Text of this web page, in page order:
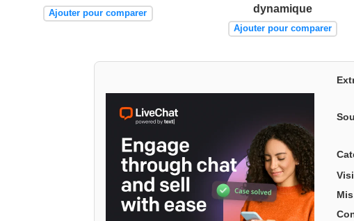
Ajouter pour comparer
dynamique
Ajouter pour comparer